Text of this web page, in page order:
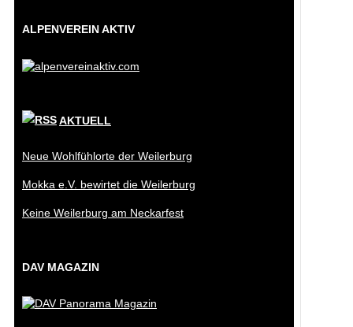
ALPENVEREIN AKTIV
AKTUELL
Neue Wohlfühlorte der Weilerburg
Mokka e.V. bewirtet die Weilerburg
Keine Weilerburg am Neckarfest
DAV MAGAZIN